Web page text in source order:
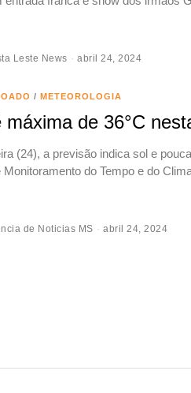
Leste News abril 24, 2024
/ METEOROLOGIA
máxima de 36°C
(24), a previsão indica sol e
do Tempo e do
de Noticias MS abril 24, 2024